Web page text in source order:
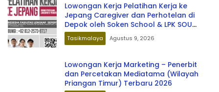
Lowongan Kerja Pelatihan Kerja ke
Jepang Caregiver dan Perhotelan di
Depok oleh Soken School & LPK SOU
Depok School
Tasikmalaya Agustus 9, 2026
Lowongan Kerja Marketing – Penerbit
dan Percetakan Mediatama (Wilayah
Priangan Timur) Terbaru 2026